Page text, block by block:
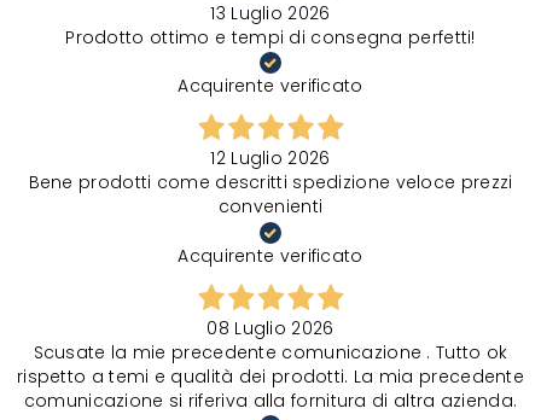
13 Luglio 2026
Prodotto ottimo e tempi di consegna perfetti!
Acquirente verificato
12 Luglio 2026
Bene prodotti come descritti spedizione veloce prezzi
convenienti
Acquirente verificato
08 Luglio 2026
Scusate la mie precedente comunicazione . Tutto ok
rispetto a temi e qualità dei prodotti. La mia precedente
comunicazione si riferiva alla fornitura di altra azienda.